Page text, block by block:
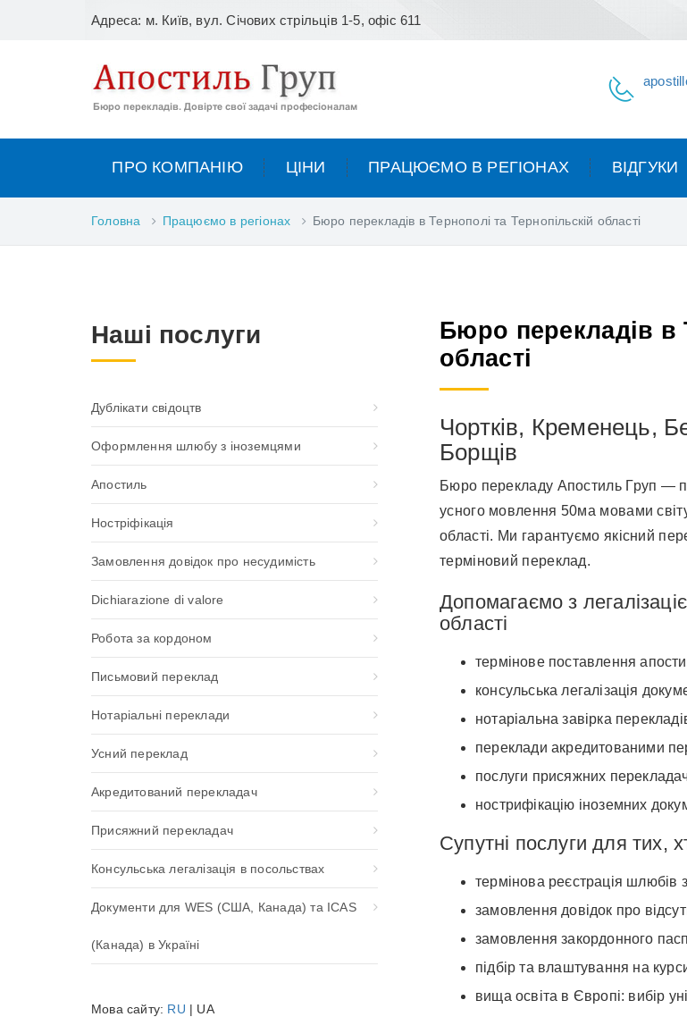
Адреса: м. Київ, вул. Січових стрільців 1-5, офіс 611
ПРО КОМПАНІЮ ЦІНИ ПРАЦЮЄМО В РЕГІОНАХ ВІДГУКИ
Головна Працюємо в регіонах Бюро перекладів в Тернополі та Тернопільскій області
Бюро перекладів в
області
Чортків, Кременець,
Борщів
Бюро перекладу Апостиль Груп —
усного мовлення 50ма мовами
області. Ми гарантуємо якісний
терміновий переклад.
Допомагаємо з
області
термінове поставлення
консульська легалізація
нотаріальна завірка
переклади акредитованими
послуги присяжних
нострифікацію іноземних
Супутні послуги для тих,
термінова реєстрація шлюбів
замовлення довідок про
замовлення закордонного
підбір та влаштування на
вища освіта в Європі: вибір
Наші послуги
Дублікати свідоцтв
Оформлення шлюбу з іноземцями
Апостиль
Ностріфікація
Замовлення довідок про несудимість
Dichiarazione di valore
Робота за кордоном
Письмовий переклад
Нотаріальні переклади
Усний переклад
Акредитований перекладач
Присяжний перекладач
Консульська легалізація в посольствах
Документи для WES (США, Канада) та ICAS
(Канада) в Україні
Мова сайту: RU | UA